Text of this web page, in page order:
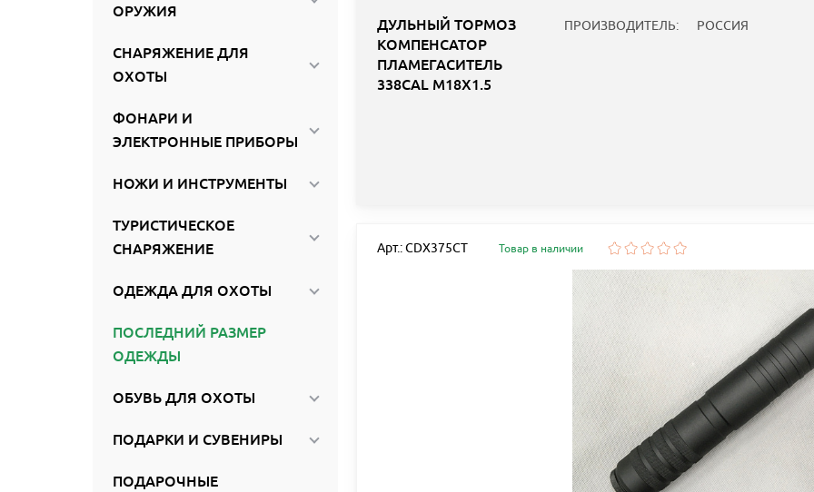
ОРУЖИЯ
СНАРЯЖЕНИЕ ДЛЯ
ОХОТЫ
ФОНАРИ И
ЭЛЕКТРОННЫЕ ПРИБОРЫ
НОЖИ И ИНСТРУМЕНТЫ
ТУРИСТИЧЕСКОЕ
СНАРЯЖЕНИЕ
ОДЕЖДА ДЛЯ ОХОТЫ
ПОСЛЕДНИЙ РАЗМЕР
ОДЕЖДЫ
ОБУВЬ ДЛЯ ОХОТЫ
ПОДАРКИ И СУВЕНИРЫ
ПОДАРОЧНЫЕ
ДУЛЬНЫЙ ТОРМОЗ
КОМПЕНСАТОР
ПЛАМЕГАСИТЕЛЬ
338CAL M18X1.5
ПРОИЗВОДИТЕЛЬ: РОССИЯ
Арт.: CDX375CT Товар в наличии